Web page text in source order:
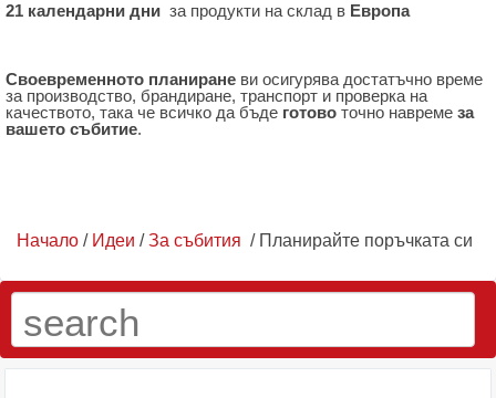
21 календарни дни за продукти на склад в Европа
Своевременното планиране ви осигурява достатъчно време
за производство, брандиране, транспорт и проверка на
качеството, така че всичко да бъде готово точно навреме за
вашето събитие.
Начало / Идеи /За събития / Планирайте поръчката си